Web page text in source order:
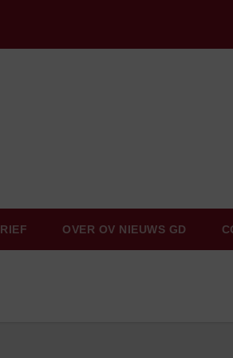
OVER OV NIEUWS GD